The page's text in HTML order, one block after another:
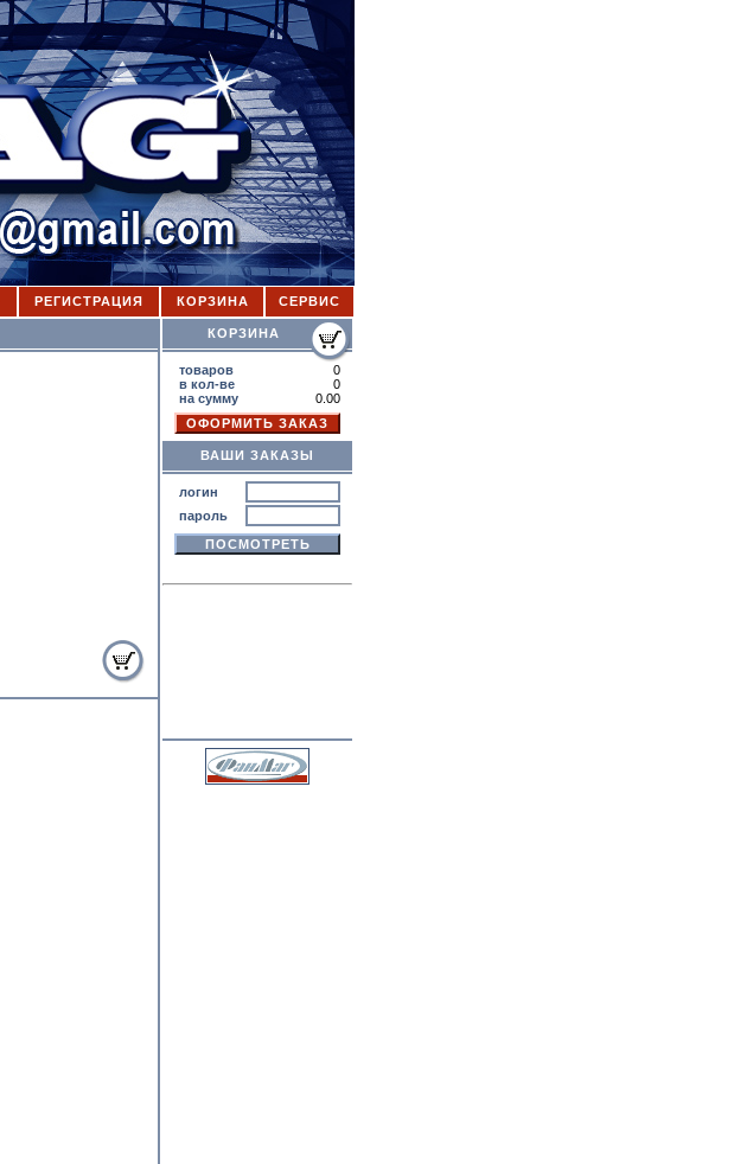
РЕГИСТРАЦИЯ КОРЗИНА СЕРВИС
КОРЗИНА
товаров
0
в кол-ве
0
на сумму
0.00
ВАШИ ЗАКАЗЫ
логин
пароль